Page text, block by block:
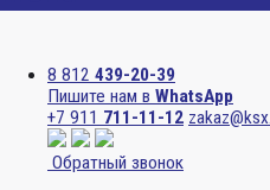
8 812 439-20-39
Пишите нам в WhatsApp
+7 911 711-11-12
Обратный звонок